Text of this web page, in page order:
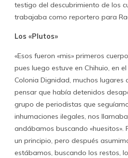
testigo del descubrimiento de los
trabajaba como reportero para
Los «Plutos»
«Esos fueron «mis» primeros
pues luego estuve en Chihuio, en
Colonia Dignidad, muchos lugares
pensar que había detenidos
grupo de periodistas que
inhumaciones ilegales, nos
andábamos buscando «huesitos».
un principio, pero después
estábamos, buscando los restos,